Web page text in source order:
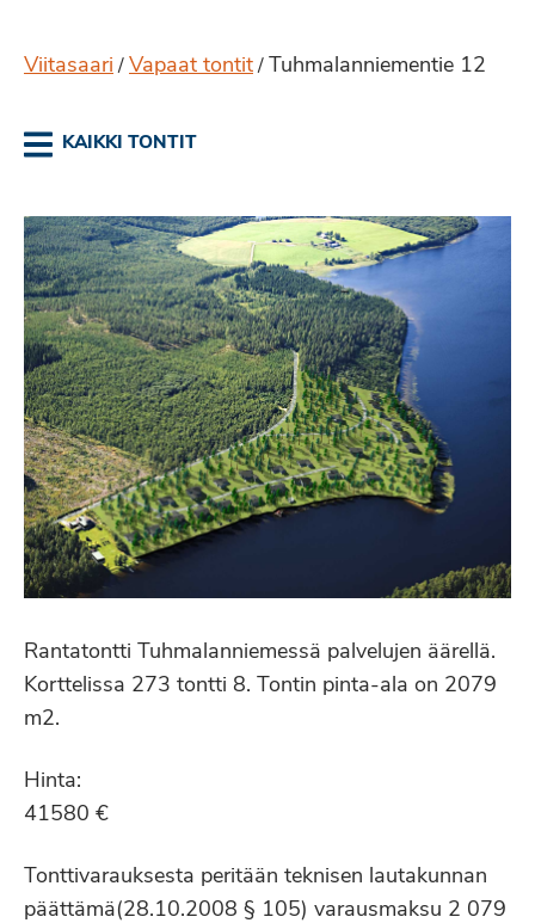
Viitasaari / Vapaat tontit / Tuhmalanniementie 12
KAIKKI TONTIT
Rantatontti Tuhmalanniemessä palvelujen äärellä.
Korttelissa 273 tontti 8. Tontin pinta-ala on 2079
m2.
Hinta:
41580 €
Tonttivarauksesta peritään teknisen lautakunnan
päättämä(28.10.2008 § 105) varausmaksu 2 079